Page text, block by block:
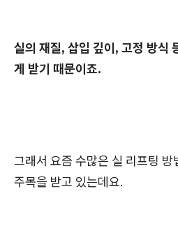
실의 재질, 삽입 깊이, 고정 방식
게 받기 때문이죠.
그래서 요즘 수많은 실 리프팅
주목을 받고 있는데요.